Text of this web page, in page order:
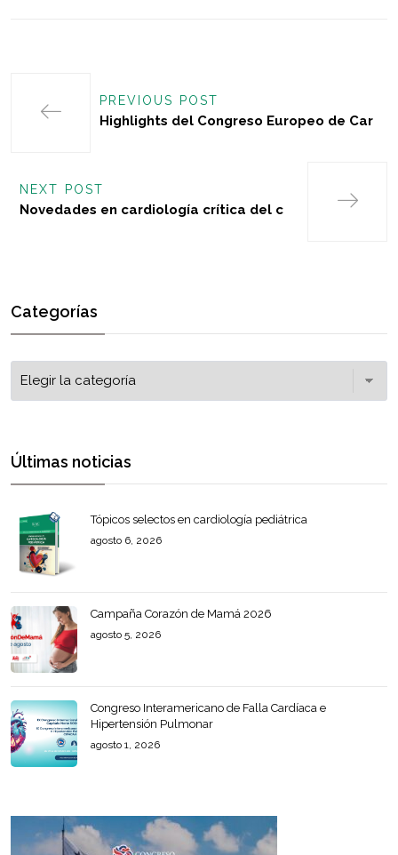
PREVIOUS POST
Highlights del Congreso Europeo de Car
NEXT POST
Novedades en cardiología crítica del c
Categorías
Últimas noticias
Tópicos selectos en cardiología pediátrica
agosto 6, 2026
Campaña Corazón de Mamá 2026
agosto 5, 2026
Congreso Interamericano de Falla Cardíaca e
Hipertensión Pulmonar
agosto 1, 2026